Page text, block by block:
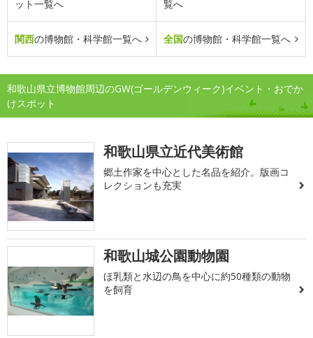
ット一覧へ
覧へ
関西の博物館・科学館一覧へ 全国の博物館・科学館一覧へ
和歌山県立博物館周辺のGW(ゴールデンウィーク)イベント・おでか
けスポット
和歌山県立近代美術館
郷土作家を中心とした名品を紹介。版画コ
レクションも充実
和歌山城公園動物園
ほ乳類と水辺の鳥を中心に約50種類の動物
を飼育